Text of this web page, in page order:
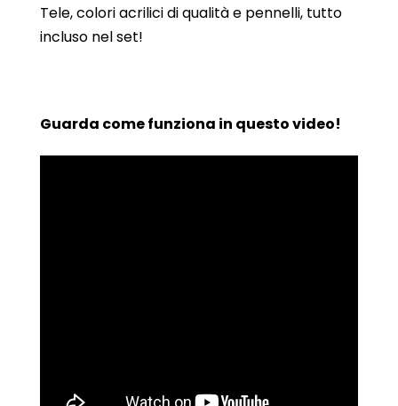
Tele, colori acrilici di qualità e pennelli, tutto
incluso nel set!
Guarda come funziona in questo video!